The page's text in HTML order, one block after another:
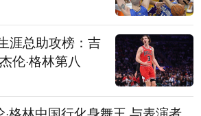
涯总助攻榜：吉
伦·格林第八